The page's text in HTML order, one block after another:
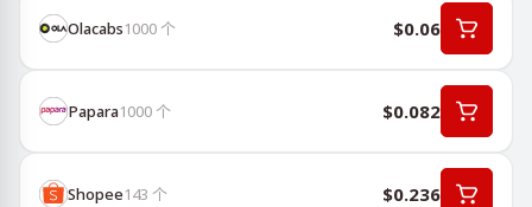
Olacabs1000个 $0.06
Papara1000个 $0.082
Shopee143 个 $0.236